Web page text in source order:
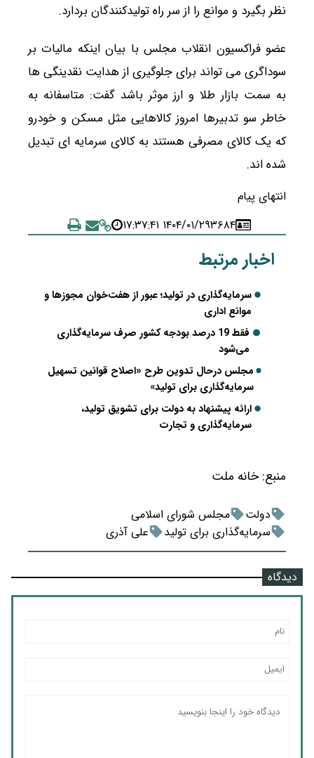
نظر بگیرد و موانع را از سر راه تولیدکنندگان بردارد.
عضو فراکسیون انقلاب مجلس با بیان اینکه مالیات بر
سوداگری می تواند برای جلوگیری از هدایت نقدینگی ها
به سمت بازار طلا و ارز موثر باشد گفت: متاسفانه به
خاطر سو تدبیرها امروز کالاهایی مثل مسکن و خودرو
که یک کالای مصرفی هستند به کالای سرمایه ای تبدیل
شده اند.
انتهای پیام
۳۶۸۴۱۴۰۴/۰۱/۲۹ ۱۷:۳۷:۴۱
اخبار مرتبط
سرمایه‌گذاری در تولید؛ عبور از هفت‌خوان مجوزها و
موانع اداری
فقط 19 درصد بودجه کشور صرف سرمایه‌گذاری
می‌شود
مجلس درحال تدوین طرح «اصلاح قوانین تسهیل
سرمایه‌گذاری برای تولید»
ارائه پیشنهاد به دولت برای تشویق تولید،
سرمایه‌گذاری و تجارت
منبع: خانه ملت
دولت
مجلس شورای اسلامی
سرمایه‌گذاری برای تولید
علی آذری
دیدگاه